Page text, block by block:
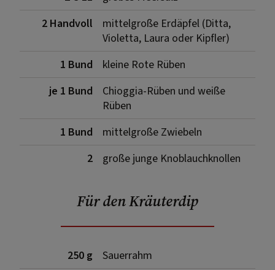
2 Handvoll
mittelgroße Erdäpfel (Ditta,
Violetta, Laura oder Kipfler)
1 Bund
kleine Rote Rüben
je 1 Bund
Chioggia-Rüben und weiße
Rüben
1 Bund
mittelgroße Zwiebeln
2
große junge Knoblauchknollen
Für den Kräuterdip
250 g
Sauerrahm